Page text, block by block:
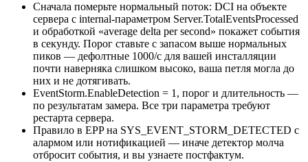
Сначала померьте нормальный поток: DCI на объекте
сервера с internal-параметром Server.TotalEventsProcessed
и обработкой «average delta per second» покажет события
в секунду. Порог ставьте с запасом выше нормальных
пиков — дефолтные 1000/с для вашей инсталляции
почти наверняка слишком высоко, ваша петля могла до
них и не дотягивать.
EventStorm.EnableDetection = 1, порог и длительность —
по результатам замера. Все три параметра требуют
рестарта сервера.
Правило в EPP на SYS_EVENT_STORM_DETECTED с
алармом или нотификацией — иначе детектор молча
отбросит события, и вы узнаете постфактум.